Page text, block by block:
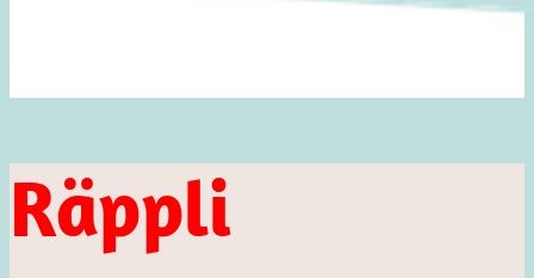
Räppli